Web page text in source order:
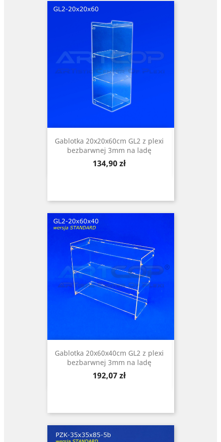
Gablotka 20x20x60cm GL2 z plexi
bezbarwnej 3mm na ladę
Cena
134,90 zł
Gablotka 20x60x40cm GL2 z plexi
bezbarwnej 3mm na ladę
Cena
192,07 zł